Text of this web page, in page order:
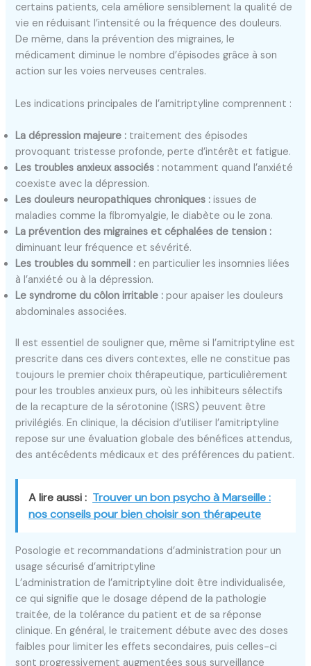
certains patients, cela améliore sensiblement la qualité de
vie en réduisant l’intensité ou la fréquence des douleurs.
De même, dans la prévention des migraines, le
médicament diminue le nombre d’épisodes grâce à son
action sur les voies nerveuses centrales.
Les indications principales de l’amitriptyline comprennent :
La dépression majeure : traitement des épisodes
provoquant tristesse profonde, perte d’intérêt et fatigue.
Les troubles anxieux associés : notamment quand l’anxiété
coexiste avec la dépression.
Les douleurs neuropathiques chroniques : issues de
maladies comme la fibromyalgie, le diabète ou le zona.
La prévention des migraines et céphalées de tension :
diminuant leur fréquence et sévérité.
Les troubles du sommeil : en particulier les insomnies liées
à l’anxiété ou à la dépression.
Le syndrome du côlon irritable : pour apaiser les douleurs
abdominales associées.
Il est essentiel de souligner que, même si l’amitriptyline est
prescrite dans ces divers contextes, elle ne constitue pas
toujours le premier choix thérapeutique, particulièrement
pour les troubles anxieux purs, où les inhibiteurs sélectifs
de la recapture de la sérotonine (ISRS) peuvent être
privilégiés. En clinique, la décision d’utiliser l’amitriptyline
repose sur une évaluation globale des bénéfices attendus,
des antécédents médicaux et des préférences du patient.
A lire aussi : Trouver un bon psycho à Marseille :
nos conseils pour bien choisir son thérapeute
Posologie et recommandations d’administration pour un
usage sécurisé d’amitriptyline
L’administration de l’amitriptyline doit être individualisée,
ce qui signifie que le dosage dépend de la pathologie
traitée, de la tolérance du patient et de sa réponse
clinique. En général, le traitement débute avec des doses
faibles pour limiter les effets secondaires, puis celles-ci
sont progressivement augmentées sous surveillance